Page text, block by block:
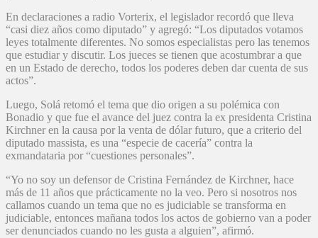
En declaraciones a radio Vorterix, el legislador recordó que lleva
“casi diez años como diputado” y agregó: “Los diputados votamos
leyes totalmente diferentes. No somos especialistas pero las tenemos
que estudiar y discutir. Los jueces se tienen que acostumbrar a que
en un Estado de derecho, todos los poderes deben dar cuenta de sus
actos”.
Luego, Solá retomó el tema que dio origen a su polémica con
Bonadio y que fue el avance del juez contra la ex presidenta Cristina
Kirchner en la causa por la venta de dólar futuro, que a criterio del
diputado massista, es una “especie de cacería” contra la
exmandataria por “cuestiones personales”.
“Yo no soy un defensor de Cristina Fernández de Kirchner, hace
más de 11 años que prácticamente no la veo. Pero si nosotros nos
callamos cuando un tema que no es judiciable se transforma en
judiciable, entonces mañana todos los actos de gobierno van a poder
ser denunciados cuando no les gusta a alguien”, afirmó.